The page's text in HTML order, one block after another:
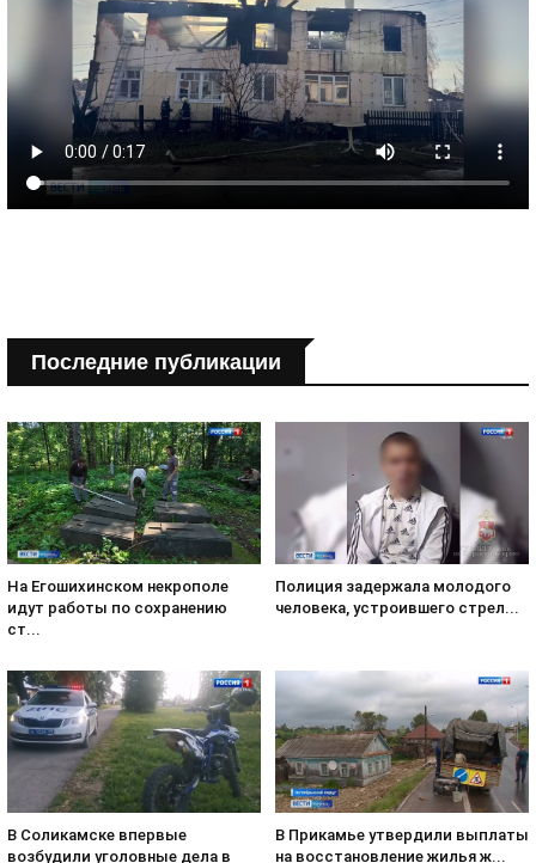
Последние публикации
На Егошихинском некрополе
идут работы по сохранению
ст...
Полиция задержала молодого
человека, устроившего стрел...
В Соликамске впервые
возбудили уголовные дела в
В Прикамье утвердили выплаты
на восстановление жилья ж...